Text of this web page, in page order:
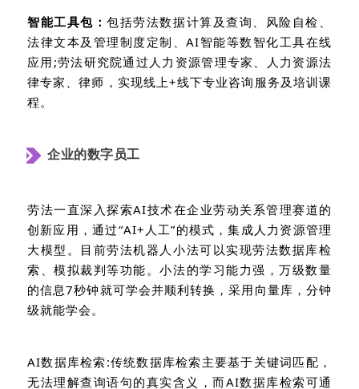
智能工具包：包括劳法数据计算及查询、风险自检、
法律文本及管理制度定制、 AI智能等数智化工具在线
应用 ;劳法研究院通过人力资源管理专家、人力资源法
律专家、律师，实现线上+线下专业咨询服务及培训课
程。
企业的数字员工
劳法一直深入探索AI技术在企业劳动关系管理赛道的
创新应用，通过“AI+ 人工”的模式，集成人力资源管理
大模型。目前劳法机器人小法可以实现劳法数据库检
索、模拟裁判等功能。小法的学习能力强，万级数量
的信息7秒钟就可学会并顺利转换，采用向量库，分钟
级就能学会。
AI数据库检索:传统数据库检索主要基于关键词匹配，
无法理解查询语句的真实含义，而AI数据库检索可通